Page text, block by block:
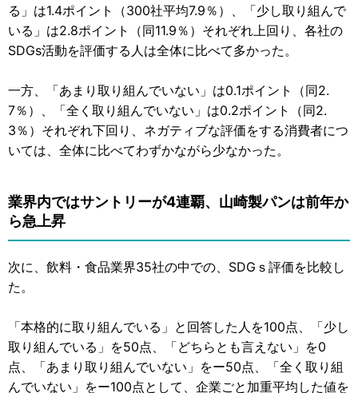
る」は1.4ポイント（300社平均7.9％）、「少し取り組んで
いる」は2.8ポイント（同11.9％）それぞれ上回り、各社の
SDGs活動を評価する人は全体に比べて多かった。
一方、「あまり取り組んでいない」は0.1ポイント（同2.
7％）、「全く取り組んでいない」は0.2ポイント（同2.
3％）それぞれ下回り、ネガティブな評価をする消費者につ
いては、全体に比べてわずかながら少なかった。
業界内ではサントリーが4連覇、山崎製パンは前年か
ら急上昇
次に、飲料・食品業界35社の中での、SDGｓ評価を比較し
た。
「本格的に取り組んでいる」と回答した人を100点、「少し
取り組んでいる」を50点、「どちらとも言えない」を0
点、「あまり取り組んでいない」をー50点、「全く取り組
んでいない」をー100点として、企業ごと加重平均した値を